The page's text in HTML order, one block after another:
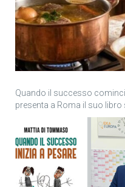
Quando il successo
presenta a Roma il suo libro